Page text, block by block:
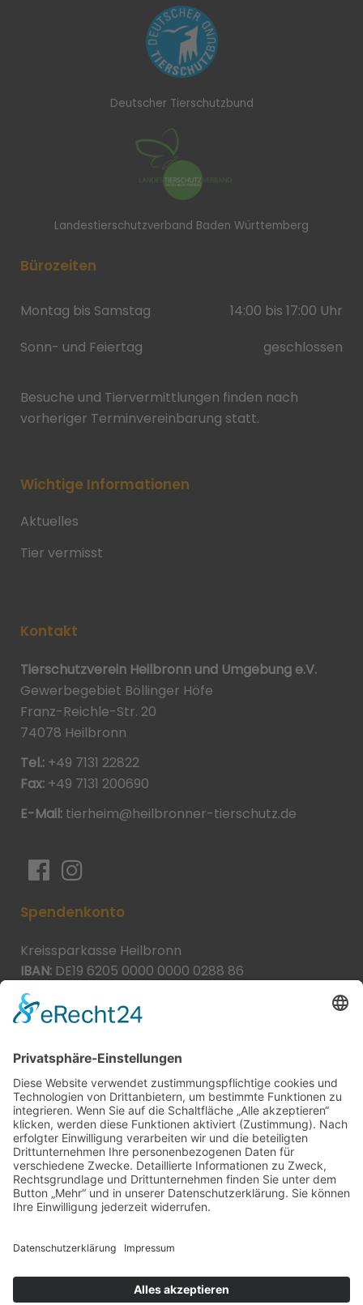
Deutscher Tierschutzbund
Landestierschutzverband Baden Württemberg
Bürozeiten
Montag bis Samstag
14:00 bis 17:00 Uhr
Sonn- und Feiertag
geschlossen
Besuche und Tiervermittlungen finden nach
vorheriger Terminvereinbarung statt.
Wichtige Informationen
Aktuelles
Tier vermisst
Kontakt
Tierschutzverein Heilbronn und Umgebung e.V.
Gewerbegebiet Böllinger Höfe
Franz-Reichle-Str. 20
74078 Heilbronn
Tel.: +49 7131 22822
Fax: +49 7131 200690
E-Mail: tierheim@heilbronner-tierschutz.de
Spendenkonto
Kreissparkasse Heilbronn
IBAN: DE19 6205 0000 0000 0288 86
BIC:
Spende direkt via PayPal
JETZT SPENDEN
paypal@heilbronner-tierschutz.de
© 2021Systemhaus JOAM